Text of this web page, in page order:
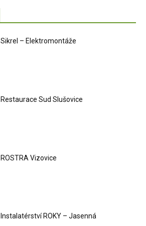
Sikrel – Elektromontáže
Restaurace Sud Slušovice
ROSTRA Vizovice
Instalatérství ROKY – Jasenná